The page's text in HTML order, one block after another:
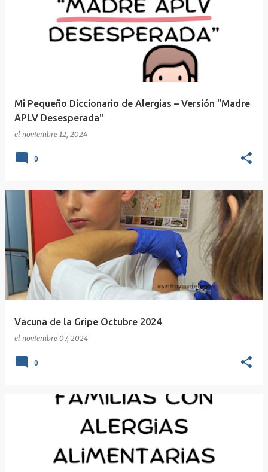
Mi Pequeño Diccionario de Alergias – Versión "Madre
APLV Desesperada"
el noviembre 12, 2024
0
Vacuna de la Gripe Octubre 2024
el noviembre 07, 2024
0